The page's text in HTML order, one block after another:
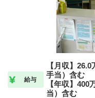
給与
【月収】
手当）含む
【年収】
当）含む